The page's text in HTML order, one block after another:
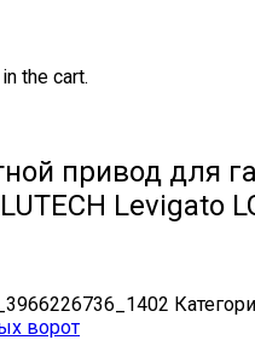
the cart.
привод для
Levigato
ворот